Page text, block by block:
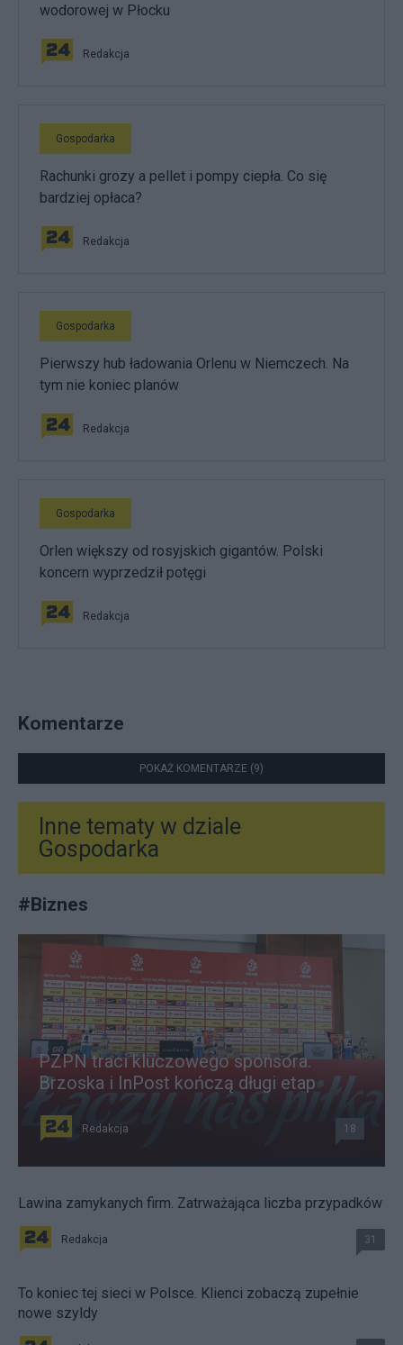
wodorowej w Płocku
Redakcja
Gospodarka
Rachunki grozy a pellet i pompy ciepła. Co się
bardziej opłaca?
Redakcja
Gospodarka
Pierwszy hub ładowania Orlenu w Niemczech. Na
tym nie koniec planów
Redakcja
Gospodarka
Orlen większy od rosyjskich gigantów. Polski
koncern wyprzedził potęgi
Redakcja
Komentarze
POKAŻ KOMENTARZE (9)
Inne tematy w dziale
Gospodarka
#Biznes
PZPN traci kluczowego sponsora.
Brzoska i InPost kończą długi etap
Redakcja 18
Lawina zamykanych firm. Zatrważająca liczba przypadków
Redakcja 31
To koniec tej sieci w Polsce. Klienci zobaczą zupełnie
nowe szyldy